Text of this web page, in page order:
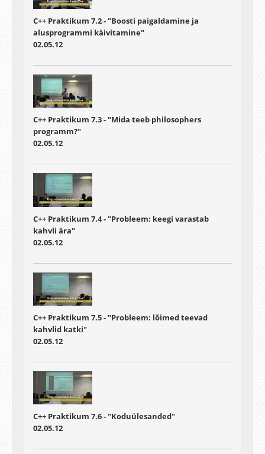
C++ Praktikum 7.2 - "Boosti paigaldamine ja
alusprogrammi käivitamine"
02.05.12
C++ Praktikum 7.3 - "Mida teeb philosophers
programm?"
02.05.12
C++ Praktikum 7.4 - "Probleem: keegi varastab
kahvli ära"
02.05.12
C++ Praktikum 7.5 - "Probleem: lõimed teevad
kahvlid katki"
02.05.12
C++ Praktikum 7.6 - "Koduülesanded"
02.05.12